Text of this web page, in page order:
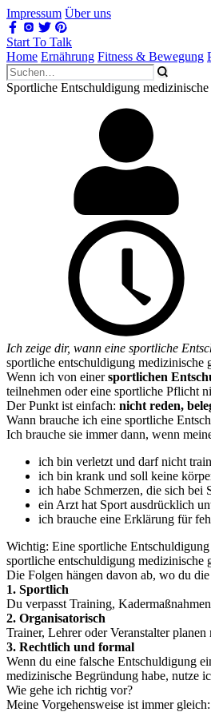
Impressum Über uns
Start To Talk
Home Ernährung Fitness & Bewegung
Sportliche Entschuldigung
Ich zeige dir, wann eine sportliche
sportliche entschuldigung medizinische
Wenn ich von einersportlichen
teilnehmen oder eine sportliche Pflicht
Der Punkt ist einfach: nicht reden,
Wann brauche ich eine sportliche
Ich brauche sie immer dann, wenn
ich bin verletzt und darf nicht
ich bin krank und soll keine
ich habe Schmerzen, die sich bei
ein Arzt hat Sport ausdrücklich
ich brauche eine Erklärung für
Wichtig: Eine sportliche
sportliche entschuldigung medizinische
Die Folgen hängen davon ab, wo du
1. Sportlich
Du verpasst Training,
2. Organisatorisch
Trainer, Lehrer oder Veranstalter
3. Rechtlich und formal
Wenn du eine falsche Entschuldigung
medizinische Begründung habe, nutze
Wie gehe ich richtig vor?
Meine Vorgehensweise ist immer